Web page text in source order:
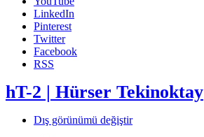
LinkedIn
Pinterest
Twitter
Facebook
RSS
hT-2 | Hürser Tekinoktay
Dış görünümü değiştir